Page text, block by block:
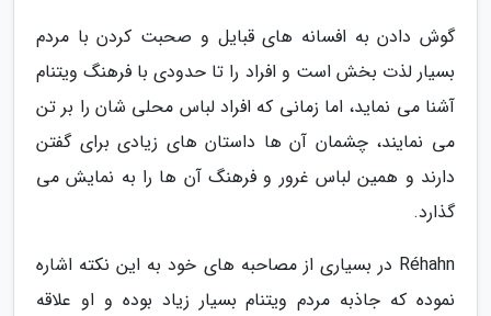
گوش دادن به افسانه های قبایل و صحبت کردن با مردم
بسیار لذت بخش است و افراد را تا حدودی با فرهنگ ویتنام
آشنا می نماید، اما زمانی که افراد لباس محلی شان را بر تن
می نمایند، چشمان آن ها داستان های زیادی برای گفتن
دارند و همین لباس غرور و فرهنگ آن ها را به نمایش می
گذارد.
Réhahn در بسیاری از مصاحبه های خود به این نکته اشاره
نموده که جاذبه مردم ویتنام بسیار زیاد بوده و او علاقه